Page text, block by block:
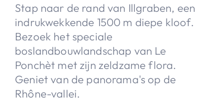
Stap naar de rand van Illgraben, een
indrukwekkende 1500 m diepe kloof.
Bezoek het speciale
boslandbouwlandschap van Le
Ponchèt met zijn zeldzame flora.
Geniet van de panorama's op de
Rhône-vallei.